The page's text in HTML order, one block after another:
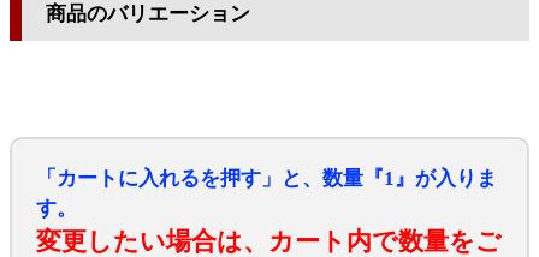
商品のバリエーション
「カートに入れるを押す」と、数量『1』が入りま
す。
変更したい場合は、カート内で数量をご